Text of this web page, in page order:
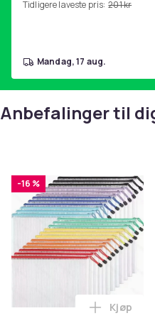
hjemmegymnastikk Pink
Tidligere laveste pris: 201 kr
mandag, 17 aug.
Anbefalinger til
-16 %
Legg
Kjøp